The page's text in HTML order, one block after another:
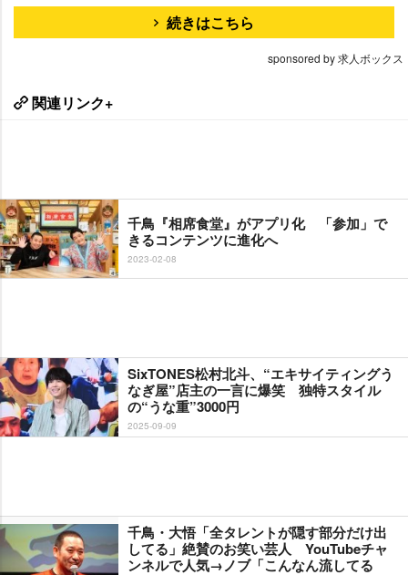
続きはこちら
sponsored by 求人ボックス
関連リンク+
千鳥『相席食堂』がアプリ化 「参加」で
きるコンテンツに進化へ
2023-02-08
SixTONES松村北斗、“エキサイティングう
なぎ屋”店主の一言に爆笑 独特スタイル
の“うな重”3000円
2025-09-09
千鳥・大悟「全タレントが隠す部分だけ出
してる」絶賛のお笑い芸人 YouTubeチャ
ンネルで人気→ノブ「こんなん流してる